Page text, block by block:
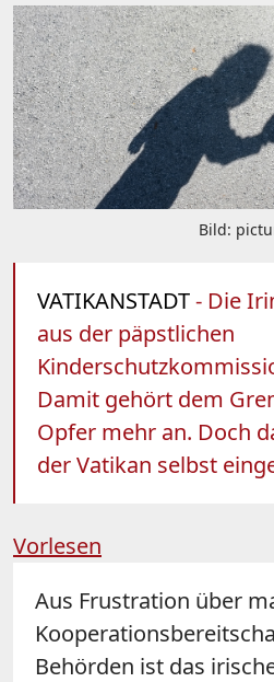
Bild:
VATIKANSTADT- Die
aus der päpstlichen
Damit gehört dem
Opfer mehr an. Doch
der Vatikan selbst
Vorlesen
Aus Frustration über
Behörden ist das